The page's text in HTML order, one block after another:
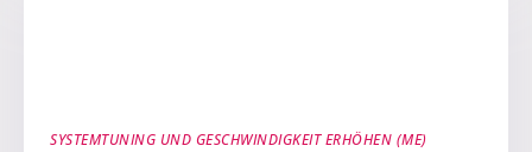
SYSTEMTUNING UND GESCHWINDIGKEIT ERHÖHEN (ME)